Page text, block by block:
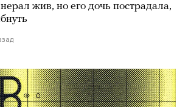
жив, но его дочь пострадала,